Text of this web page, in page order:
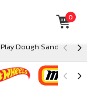
0
Play Dough Sand and